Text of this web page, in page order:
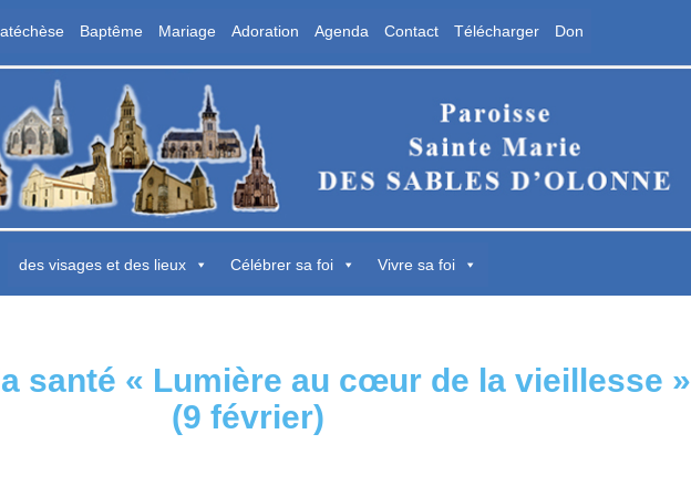
Baptême Mariage Adoration Agenda Contact Télécharger Don
Sainte Marie des Sables d'Olonne
Sables d'Olonne
des visages et des lieux Célébrer sa foi Vivre sa foi
santé « Lumière au cœur de la vieillesse »
(9 février)